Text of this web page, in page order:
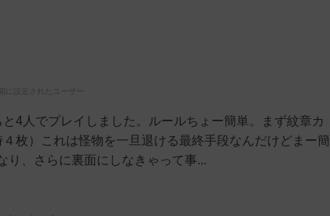
に設定されたユーザー
4人でプレイしました。ルールちょー簡単。まず紋章カ
枚）これは怪物を一旦退ける最終手段なんだけどまー簡
り、さらに裏面にしなきゃって事...